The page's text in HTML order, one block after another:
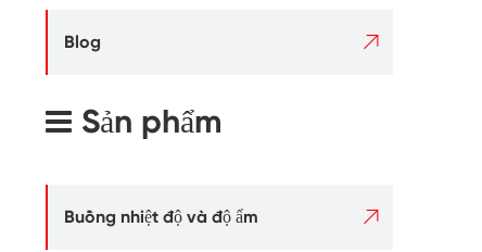
Blog 
Sản phẩm
Buồng nhiệt độ và độ ẩm 